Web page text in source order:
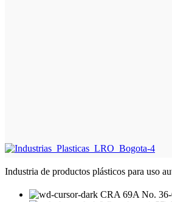
Industria de productos plásticos para uso
CRA 69A No.